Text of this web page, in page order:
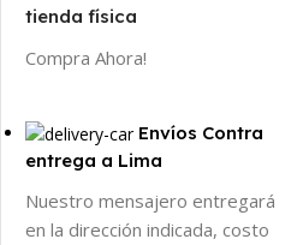
tienda física
Compra Ahora!
Envíos Contra
entrega a Lima
Nuestro mensajero entregará
en la dirección indicada, costo